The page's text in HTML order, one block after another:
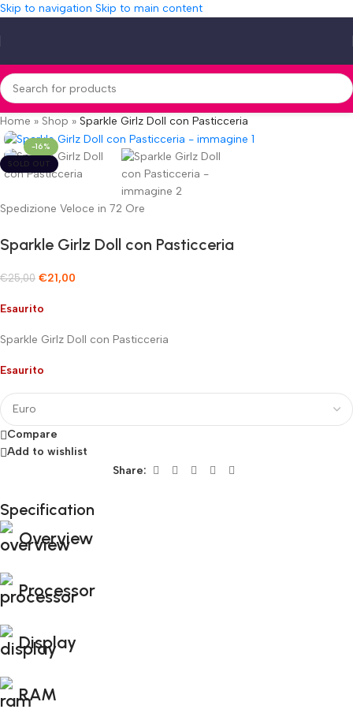
Skip to navigation Skip to main content
Home » Shop » Sparkle Girlz Doll con Pasticceria
-16%
SOLD OUT
Spedizione Veloce in 72 Ore
Sparkle Girlz Doll con Pasticceria
€25,00 €21,00
Esaurito
Sparkle Girlz Doll con Pasticceria
Esaurito
Compare
Add to wishlist
Share:
Fino al 12 Ottobre...
Black Friday di Autunno!
Specification
Overview
Processor
Display
RAM